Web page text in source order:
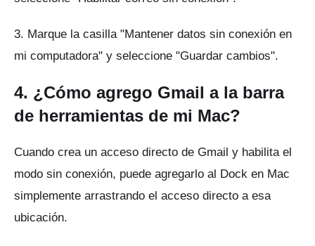
3. Marque la casilla "Mantener datos sin conexión en
mi computadora" y seleccione "Guardar cambios".
4. ¿Cómo agrego Gmail a la barra
de herramientas de mi Mac?
Cuando crea un acceso directo de Gmail y habilita el
modo sin conexión, puede agregarlo al Dock en Mac
simplemente arrastrando el acceso directo a esa
ubicación.